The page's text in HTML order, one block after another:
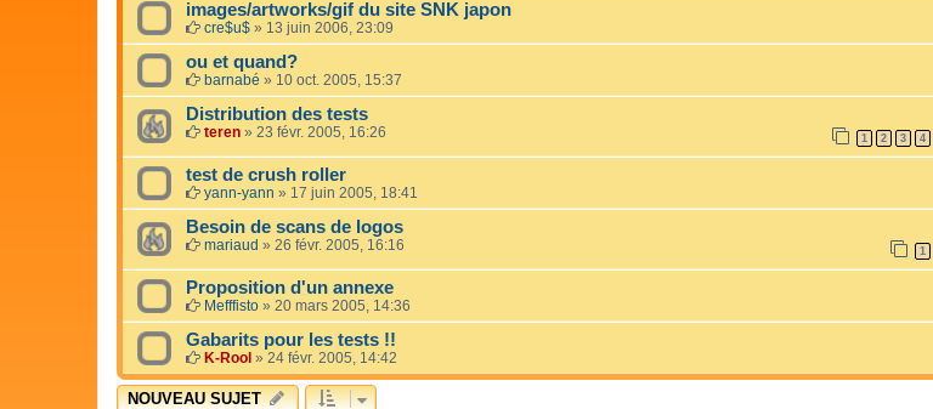
images/artworks/gif du site SNK japon
cre$u$ » 13 juin 2006, 23:09
ou et quand?
barnabé » 10 oct. 2005, 15:37
Distribution des tests
teren » 23 févr. 2005, 16:26 1 2 3 4
test de crush roller
yann-yann » 17 juin 2005, 18:41
Besoin de scans de logos
mariaud » 26 févr. 2005, 16:16 1
Proposition d'un annexe
Mefffisto » 20 mars 2005, 14:36
Gabarits pour les tests !!
K-Rool » 24 févr. 2005, 14:42
NOUVEAU SUJET